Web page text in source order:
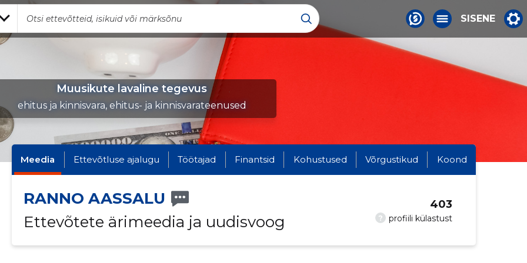
SISENE
Muusikute lavaline tegevus
ehitus ja kinnisvara, ehitus- ja kinnisvarateenused
Meedia Ettevõtluse ajalugu Töötajad Finantsid Kohustused Võrgustikud Koond
RANNO AASSALU
Ettevõtete ärimeedia ja uudisvoog
? profiili külastust
403